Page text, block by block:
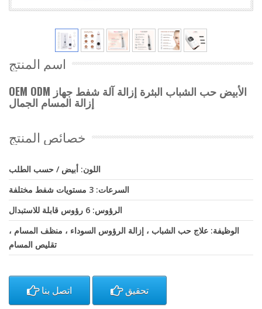
اسم المنتج
OEM ODM الأبيض حب الشباب البثرة إزالة آلة شفط جهاز
إزالة المسام الجمال
خصائص المنتج
اللون: أبيض / حسب الطلب
السرعات: 3 مستويات شفط مختلفة
الرؤوس: 6 رؤوس قابلة للاستبدال
الوظيفة: علاج حب الشباب ، إزالة الرؤوس السوداء ، منظف المسام ،
تقليص المسام
اتصل بنا تحقيق